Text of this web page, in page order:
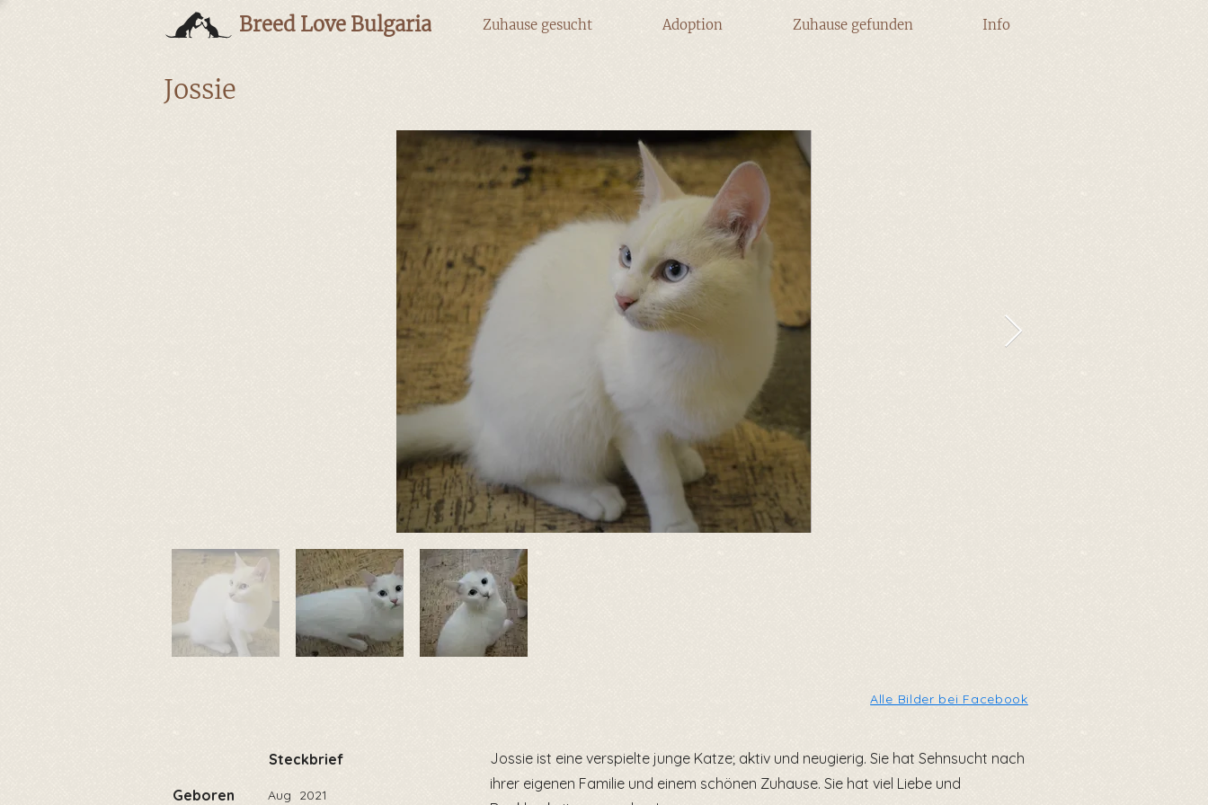
Breed Love Bulgaria Zuhause gesucht Adoption Zuhause gefunden Info
Jossie
Alle Bilder bei Facebook
Steckbrief
Aug 2021
Geboren
Jossie ist eine verspielte junge Katze; aktiv und neugierig. Sie hat Sehnsucht nach
ihrer eigenen Familie und einem schönen Zuhause. Sie hat viel Liebe und